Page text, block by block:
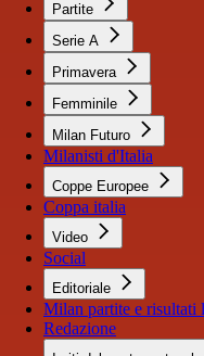
Partite
Serie A
Primavera
Femminile
Milan Futuro
Milanisti d'Italia
Coppe Europee
Coppa italia
Video
Social
Editoriale
Milan partite e risultati
Redazione